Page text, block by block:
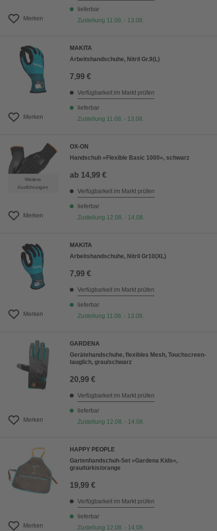
Merken
lieferbar
Zustellung 11.08. - 13.08.
Merken
MAKITA
Arbeitshandschuhe, Nitril Gr.9(L)
7,99 €
Verfügbarkeit im Markt prüfen
lieferbar
Zustellung 11.08. - 13.08.
Weitere
Ausführungen
Merken
OX-ON
Handschuh »Flexible Basic 1000«, schwarz
ab 14,99 €
Verfügbarkeit im Markt prüfen
lieferbar
Zustellung 12.08. - 14.08.
Merken
MAKITA
Arbeitshandschuhe, Nitril Gr10(XL)
7,99 €
Verfügbarkeit im Markt prüfen
lieferbar
Zustellung 11.08. - 13.08.
Merken
GARDENA
Gerätehandschuhe, flexibles Mesh, Touchscreen-
tauglich, grau/schwarz
20,99 €
Verfügbarkeit im Markt prüfen
lieferbar
Zustellung 12.08. - 14.08.
Merken
HAPPY PEOPLE
Gartenhandschuh-Set »Gardena Kids«,
grau/türkis/orange
19,99 €
Verfügbarkeit im Markt prüfen
lieferbar
Zustellung 12.08. - 14.08.